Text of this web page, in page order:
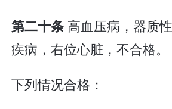
第二十条 高血压病，器质
疾病，右位心脏，不合格。
下列情况合格：